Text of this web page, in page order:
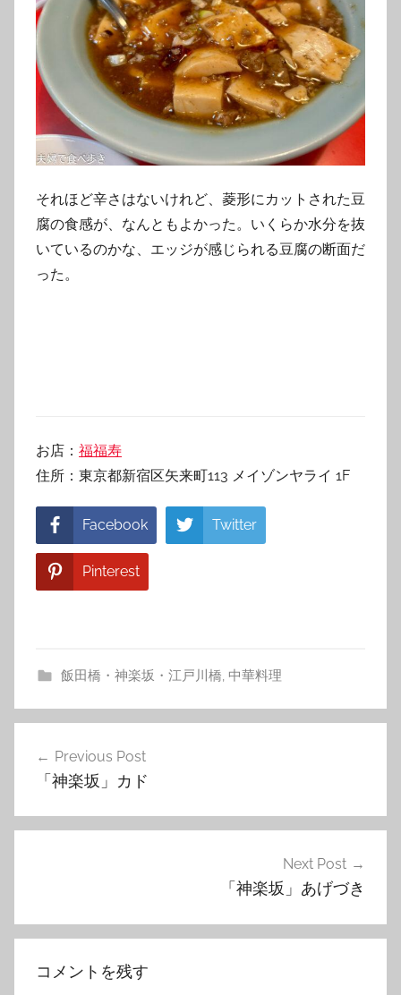
それほど辛さはないけれど、菱形にカットされた豆
腐の食感が、なんともよかった。いくらか水分を抜
いているのかな、エッジが感じられる豆腐の断面だ
った。
お店： 福福寿
住所：東京都新宿区矢来町113 メイゾンヤライ 1F
Facebook Twitter
Pinterest
飯田橋・神楽坂・江戸川橋 中華料理
ビ
シ
Previous Post
「神楽坂」カド
Next Post
「神楽坂」あげづき
コメントを残す